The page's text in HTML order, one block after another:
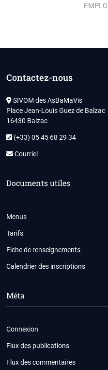
Contactez-nous
SIVOM des AsBaMaVis
Place Jean-Louis Guez de Balzac
16430 Balzac
(+33) 05 45 68 29 34
Courriel
Documents utiles
Menus
Tarifs
Fiche de renseignements
Calendrier des inscriptions
Méta
Connexion
Flux des publications
Flux des commentaires